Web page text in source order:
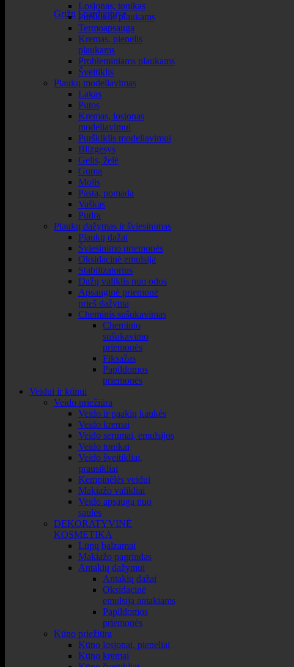
Grįžti į parduotuvę
Losjonas, tonikas
Purškiklis plaukams
Termoapsauga
Kremas, pienelis
plaukams
Probleminiams plaukams
Šveitiklis
Plaukų modeliavimas
Lakas
Putos
Kremas, losjonas
modeliavimui
Purškiklis modeliavimui
Blizgesys
Gelis, želė
Guma
Molis
Pasta, pomada
Vaškas
Pudra
Plaukų dažymas ir šviesinimas
Plaukų dažai
Šviesinimo priemonės
Oksidacinė emulsija
Stabilizatorius
Dažų valiklis nuo odos
Apsauginė priemonė
prieš dažymą
Cheminis sušukavimas
Cheminio
sušukavimo
priemonės
Fiksažas
Papildomos
priemonės
Veidui ir kūnui
Veido priežiūra
Veido ir paakių kaukės
Veido kremai
Veido serumai, emulsijos
Veido tonikai
Veido šveitikliai,
prausikliai
Kempinėlės veidui
Makiažo valikliai
Veido apsauga nuo
saulės
DEKORATYVINĖ
KOSMETIKA
Lūpų balzamai
Makiažo pagrindas
Antakių dažymui
Antakių dažai
Oksidacinė
emulsija antakiams
Papildomos
priemonės
Kūno priežiūra
Kūno losjonai, pieneliai
Kūno kremai